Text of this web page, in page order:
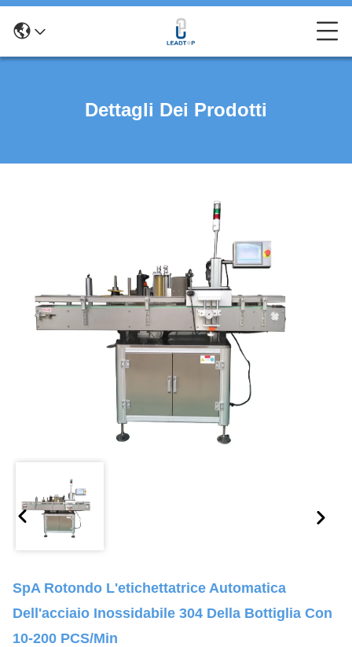
Dettagli Dei Prodotti
SpA Rotondo L'etichettatrice Automatica
Dell'acciaio Inossidabile 304 Della Bottiglia Con
10-200 PCS/min